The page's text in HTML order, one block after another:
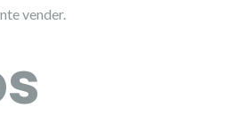
vender.